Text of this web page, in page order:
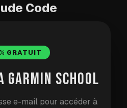
Code
de Claude capable
dans un dossier local.
un workflow visuel plus
si vous êtes à l'aise avec
GRATUIT
GARMIN SCHOOL
e-mail pour accéder à